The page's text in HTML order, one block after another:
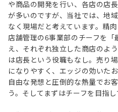
や商品の開発を行い、各店の店
が多いのですが、当社では、地
なく現場だと考えています。精
店舗管理の6事業部のチーフを
え、それぞれ独立した商店のよ
は店長という役職もなし。売り
になりやすく、エッジの効いた
自由な発想と圧倒的な熱量でお
う。そしてまずはチーフを目指し